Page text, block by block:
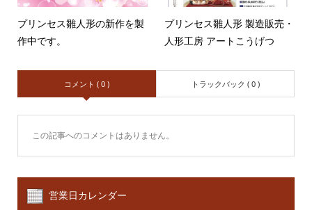
プリンセス雛人形の新作を製
作中です。
プリンセス雛人形 製造販売・
人形工房 アートこうげつ
コメント ( 0 ) トラックバック ( 0 )
この記事へのコメントはありません。
営業日カレンダー